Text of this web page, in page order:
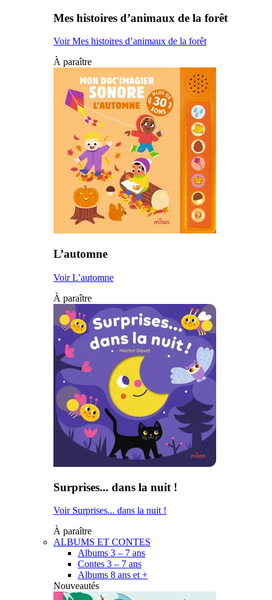
Mes histoires d’animaux de la forêt
Voir Mes histoires d’animaux de la forêt
À paraître
L’automne
Voir L’automne
À paraître
Surprises... dans la nuit !
Voir Surprises... dans la nuit !
À paraître
ALBUMS ET CONTES
Albums 3 – 7 ans
Contes 3 – 7 ans
Albums 8 ans et +
Nouveautés